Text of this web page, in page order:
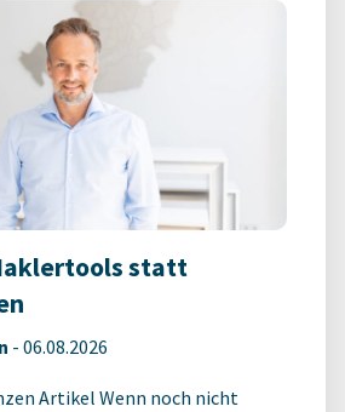
statt
- 06.08.2026
Artikel Wenn noch nicht